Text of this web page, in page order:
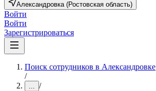
Александровка (Ростовская область)
Войти
Войти
Зарегистрироваться
Поиск сотрудников в Александровке
/
... /